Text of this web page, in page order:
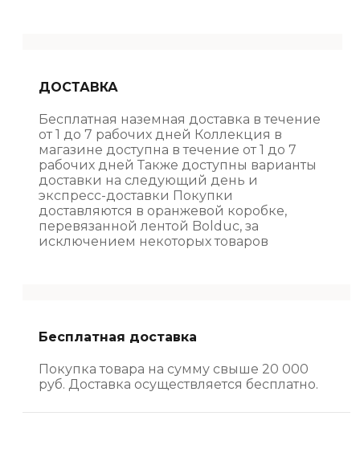
ДОСТАВКА
Бесплатная наземная доставка в течение
от 1 до 7 рабочих дней Коллекция в
магазине доступна в течение от 1 до 7
рабочих дней Также доступны варианты
доставки на следующий день и
экспресс-доставки Покупки
доставляются в оранжевой коробке,
перевязанной лентой Bolduc, за
исключением некоторых товаров
Бесплатная доставка
Покупка товара на сумму свыше 20 000
руб. Доставка осуществляется бесплатно.